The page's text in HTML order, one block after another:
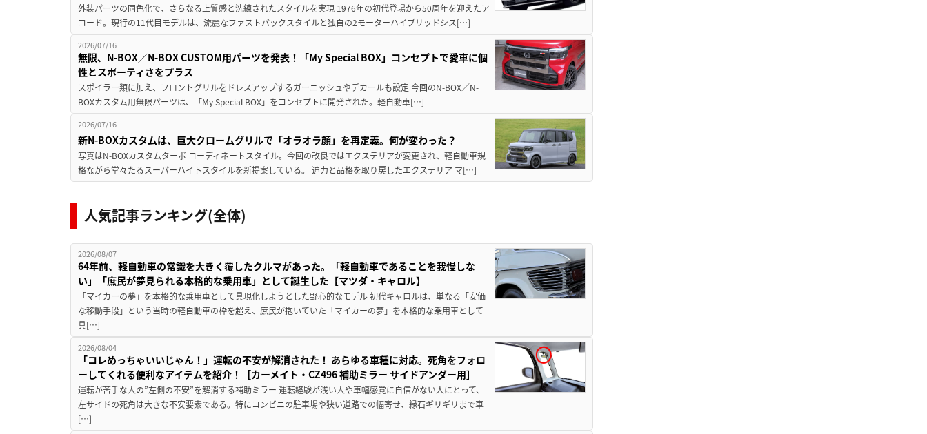
外装パーツの同色化で、さらなる上質感と洗練されたスタイルを実現 1976年の初代登場から50周年を迎えたア
コード。現行の11代目モデルは、流麗なファストバックスタイルと独自の2モーターハイブリッドシス[…]
2026/07/16
無限、N-BOX／N-BOX CUSTOM用パーツを発表！「My Special BOX」コンセプトで愛車に個
性とスポーティさをプラス
スポイラー類に加え、フロントグリルをドレスアップするガーニッシュやデカールも設定 今回のN-BOX／N-
BOXカスタム用無限パーツは、「My Special BOX」をコンセプトに開発された。軽自動車[…]
2026/07/16
新N-BOXカスタムは、巨大クロームグリルで「オラオラ顔」を再定義。何が変わった？
写真はN-BOXカスタムターボ コーディネートスタイル。今回の改良ではエクステリアが変更され、軽自動車規
格ながら堂々たるスーパーハイトスタイルを新提案している。 迫力と品格を取り戻したエクステリア マ[…]
人気記事ランキング(全体)
2026/08/07
64年前、軽自動車の常識を大きく覆したクルマがあった。「軽自動車であることを我慢しな
い」「庶民が夢見られる本格的な乗用車」として誕生した【マツダ・キャロル】
「マイカーの夢」を本格的な乗用車として具現化しようとした野心的なモデル 初代キャロルは、単なる「安価
な移動手段」という当時の軽自動車の枠を超え、庶民が抱いていた「マイカーの夢」を本格的な乗用車として
具[…]
2026/08/04
「コレめっちゃいいじゃん！」運転の不安が解消された！ あらゆる車種に対応。死角をフォロ
ーしてくれる便利なアイテムを紹介！［カーメイト・CZ496 補助ミラー サイドアンダー用］
運転が苦手な人の”左側の不安”を解消する補助ミラー 運転経験が浅い人や車幅感覚に自信がない人にとって、
左サイドの死角は大きな不安要素である。特にコンビニの駐車場や狭い道路での幅寄せ、縁石ギリギリまで車
[…]